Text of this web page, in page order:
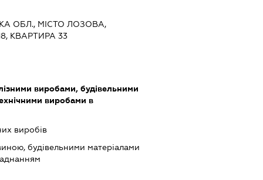
ОБЛ., МІСТО ЛОЗОВА,
КВАРТИРА 33
виробами, будівельними
виробами в
виробів
будівельними матеріалами